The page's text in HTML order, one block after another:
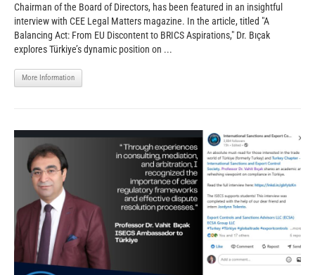
Chairman of the Board of Directors, has been featured in an insightful
interview with CEE Legal Matters magazine. In the article, titled "A
Balancing Act: From EU Discontent to BRICS Aspirations," Dr. Bıçak
explores Türkiye’s dynamic position on ...
More Information